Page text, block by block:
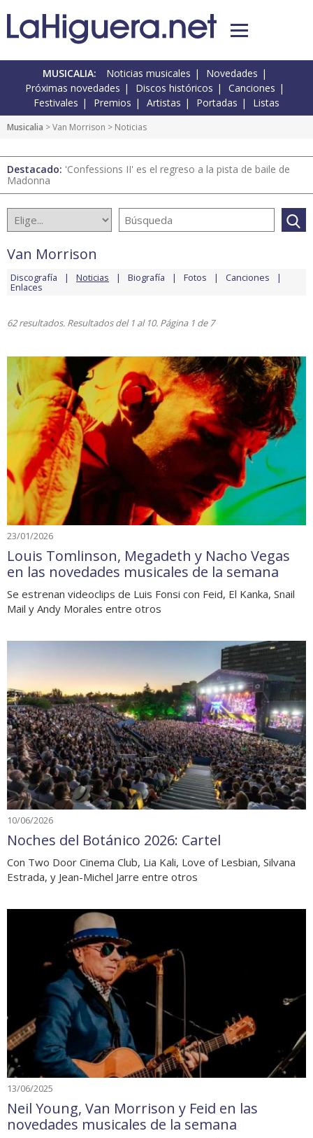
MUSICALIA: Noticias musicales
Novedades
Próximas novedades
Discos históricos
Canciones
Festivales
Premios Artistas Portadas Listas
Musicalia >Van Morrison > Noticias
Destacado: 'Confessions II' es el regreso a la pista de baile de
Madonna
Van Morrison
Discografía Noticias Biografía Fotos Canciones
Enlaces
62 resultados. Resultados del 1 al 10. Página 1 de 7
23/01/2026
Louis Tomlinson, Megadeth y Nacho Vegas
en las novedades musicales de la semana
Se estrenan videoclips de Luis Fonsi con Feid, El Kanka, Snail
Mail y Andy Morales entre otros
10/06/2026
Noches del Botánico 2026: Cartel
Con Two Door Cinema Club, Lia Kali, Love of Lesbian, Silvana
Estrada, y Jean-Michel Jarre entre otros
13/06/2025
Neil Young, Van Morrison y Feid en las
novedades musicales de la semana